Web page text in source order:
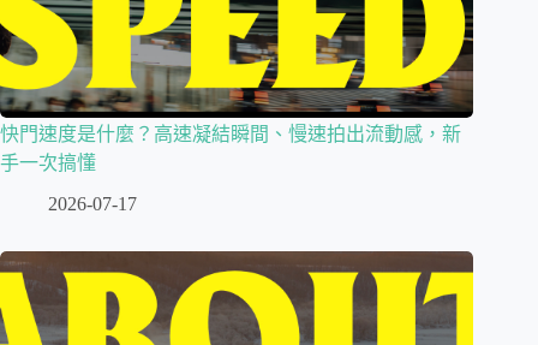
快門速度是什麼？高速凝結瞬間、慢速拍出流動感，新
手一次搞懂
2026-07-17